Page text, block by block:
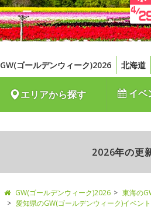
GW(ゴールデンウィーク)2026 北海道
エリアから探す イベ
2026年の更
GW(ゴールデンウィーク)2026 東海の
愛知県のGW(ゴールデンウィーク)イベント